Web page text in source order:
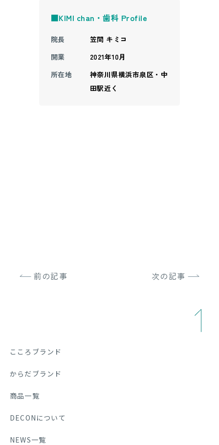
■KIMI chan・歯科 Profile
院長
笠間 キミコ
開業
2021年10月
所在地
神奈川県横浜市泉区・中
田駅近く
前の記事 次の記事
こころブランド
からだブランド
商品一覧
DECONについて
NEWS一覧